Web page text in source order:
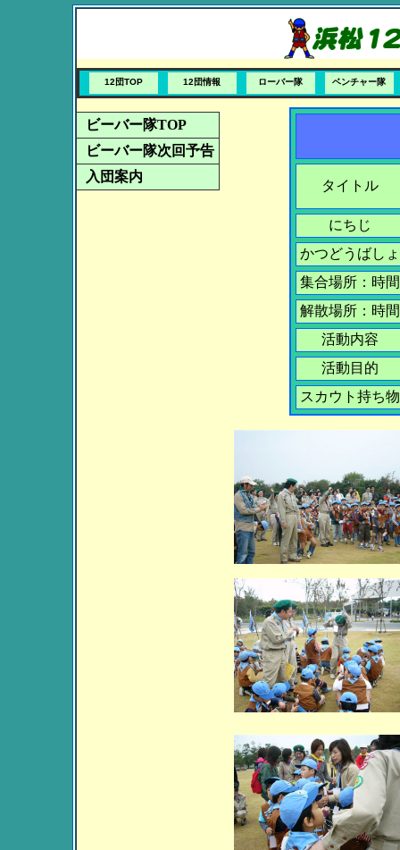
12団TOP 12団情報 ローバー隊 ベンチャー隊
ビーバー隊TOP
ビーバー隊次回予告
入団案内
タイトル
にちじ
かつどうばしょ
集合場所：時間
解散場所：時間
活動内容
活動目的
スカウト持ち物